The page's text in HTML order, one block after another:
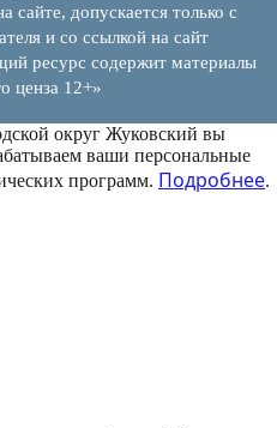
сайте, допускается только с
и со ссылкой на сайт
ресурс содержит материалы
ценза 12+»
округ Жуковский вы
ваши персональные
программ. Подробнее.